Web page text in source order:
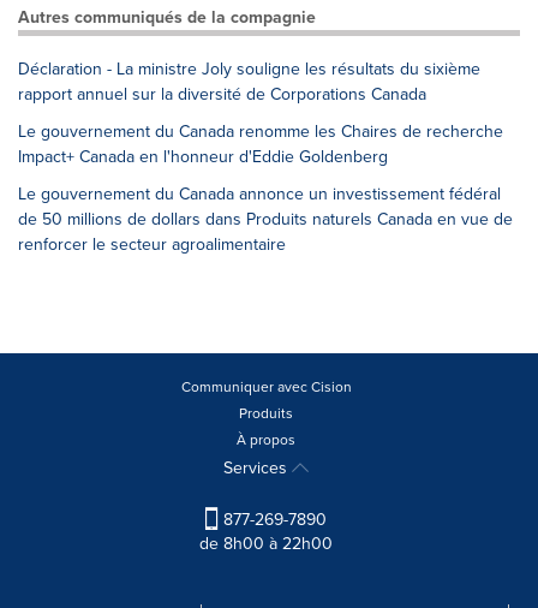
Autres communiqués de la compagnie
Déclaration - La ministre Joly souligne les résultats du sixième
rapport annuel sur la diversité de Corporations Canada
Le gouvernement du Canada renomme les Chaires de recherche
Impact+ Canada en l'honneur d'Eddie Goldenberg
Le gouvernement du Canada annonce un investissement fédéral
de 50 millions de dollars dans Produits naturels Canada en vue de
renforcer le secteur agroalimentaire
Communiquer avec Cision
Produits
À propos
Services
877-269-7890
de 8h00 à 22h00